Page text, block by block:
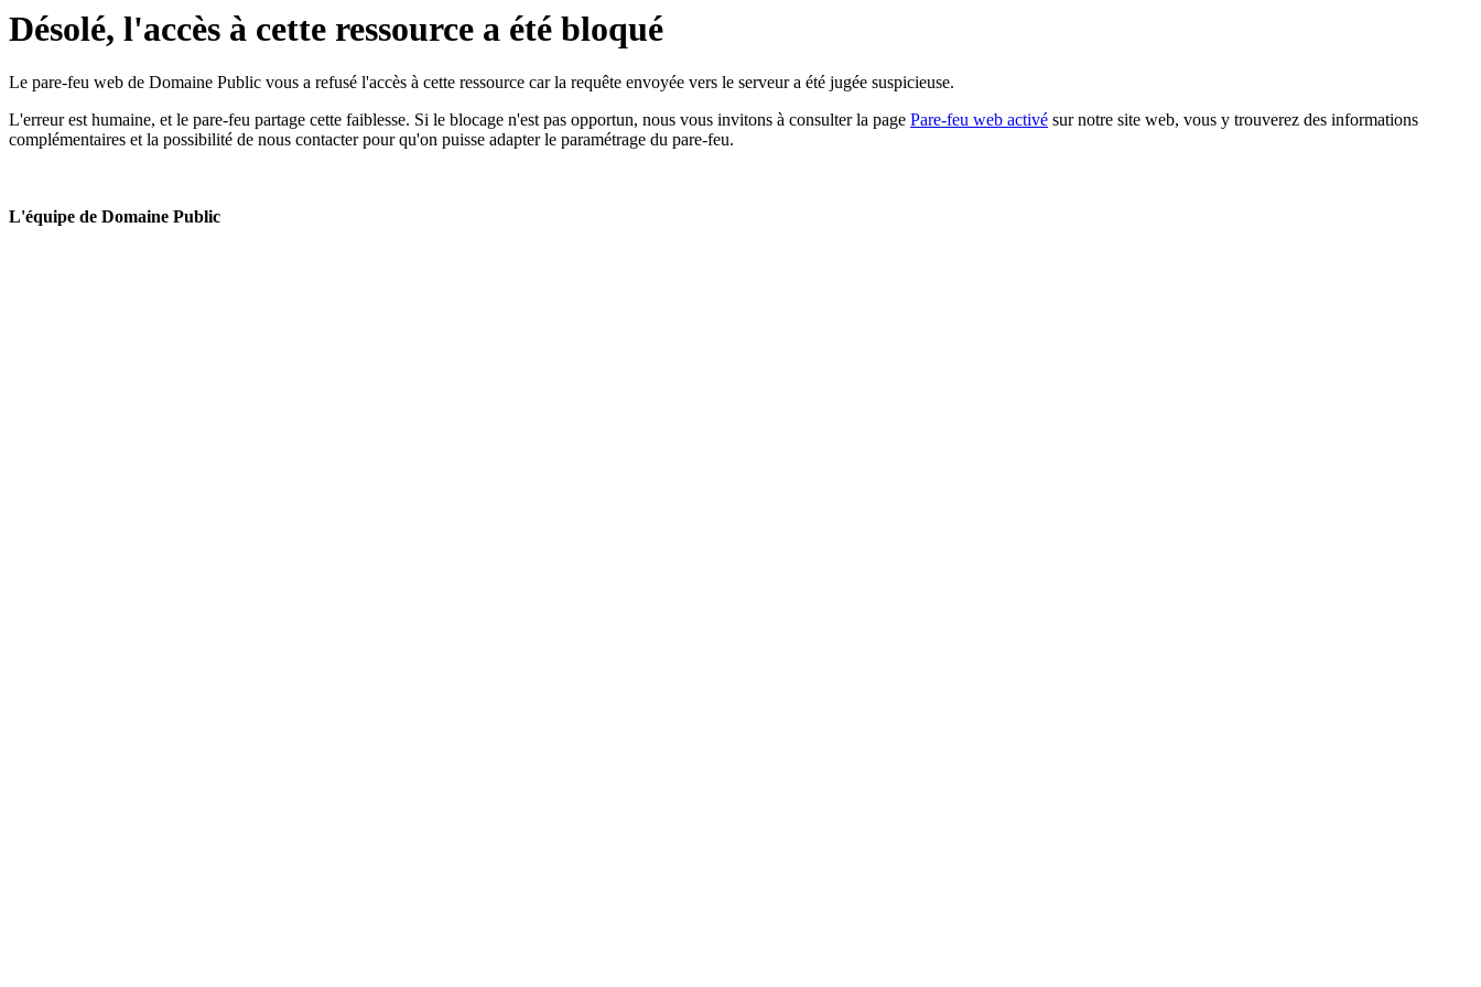
Désolé, l'accès à cette ressource a été bloqué
Le pare-feu web de Domaine Public vous a refusé l'accès à cette ressource car la requête envoyée vers le serveur a été jugée suspicieuse.
L'erreur est humaine, et le pare-feu partage cette faiblesse. Si le blocage n'est pas opportun, nous vous invitons à consulter la page Pare-feu web activé sur notre site web, vous y trouverez des informations
complémentaires et la possibilité de nous contacter pour qu'on puisse adapter le paramétrage du pare-feu.
L'équipe de Domaine Public